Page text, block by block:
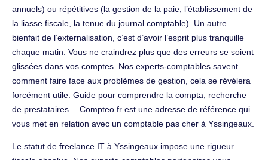
annuels) ou répétitives (la gestion de la paie, l’établissement de
la liasse fiscale, la tenue du journal comptable). Un autre
bienfait de l’externalisation, c’est d’avoir l’esprit plus tranquille
chaque matin. Vous ne craindrez plus que des erreurs se soient
glissées dans vos comptes. Nos experts-comptables savent
comment faire face aux problèmes de gestion, cela se révélera
forcément utile. Guide pour comprendre la compta, recherche
de prestataires… Compteo.fr est une adresse de référence qui
vous met en relation avec un comptable pas cher à Yssingeaux.
Le statut de freelance IT à Yssingeaux impose une rigueur